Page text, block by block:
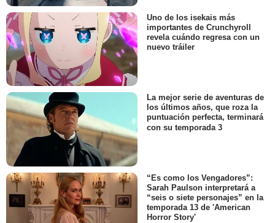
Uno de los isekais más
importantes de Crunchyroll
revela cuándo regresa con un
nuevo tráiler
La mejor serie de aventuras de
los últimos años, que roza la
puntuación perfecta, terminará
con su temporada 3
“Es como los Vengadores”:
Sarah Paulson interpretará a
“seis o siete personajes” en la
temporada 13 de 'American
Horror Story'